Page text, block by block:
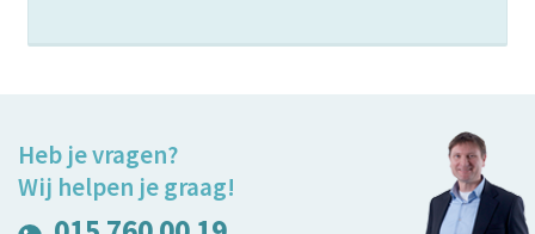
Heb je vragen?
Wij helpen je graag!